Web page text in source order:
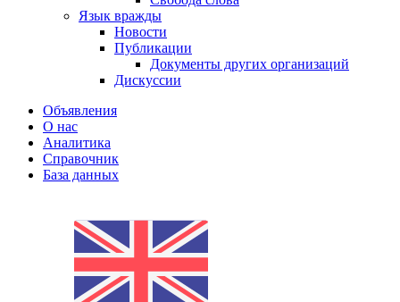
Язык вражды
Новости
Публикации
Документы других организаций
Дискуссии
Объявления
О нас
Аналитика
Справочник
База данных